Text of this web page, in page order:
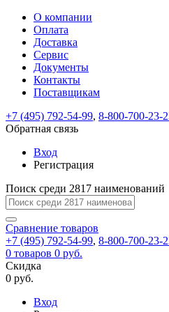
ВходРегистрация
Только
test@example.com
отправлена
по
ней
для
регистрации.
Ок
Только
Запомнить
меня
Забыли
Восстановление
пароля
Заполните
форму.
Мы
отправим
ссылку
на
указанный
электронный
адрес,
перейдя
по
которой
вы
новый
На
вашу
test@test.ru
отправлена
ссылка.
Перейдите
по
для
смены
пароля.
Введите
новый
пароль
Сменить
Пароль
успешно
Войти
Обратная
связь
Сообщение
пользовательского
соглашения
Ваше
сообщение
успешно
О компании
Оплата
Доставка
Сервис
Документы
Контакты
Поставщикам
+7 (495) 792-54-99, 8-800-700-23-
Обратная связь
Вход
Регистрация
Поиск среди 2817 наименований
Сравнение товаров
+7 (495) 792-54-99, 8-800-700-23-
0 товаров 0 руб.
Скидка
0 руб.
Вход